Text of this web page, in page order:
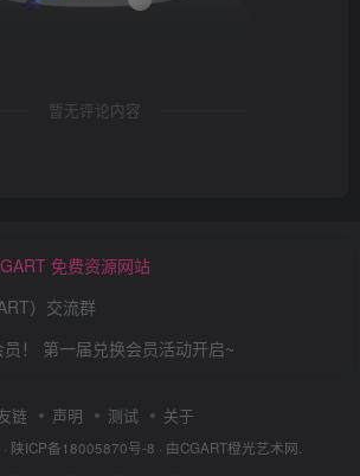
暂无评论内容
免费资源网站
）交流群
！ 第一届兑换会员活动开启~
链 声明 测试 关于
陕ICP备18005870号-8 · 由CGART橙光艺术网.